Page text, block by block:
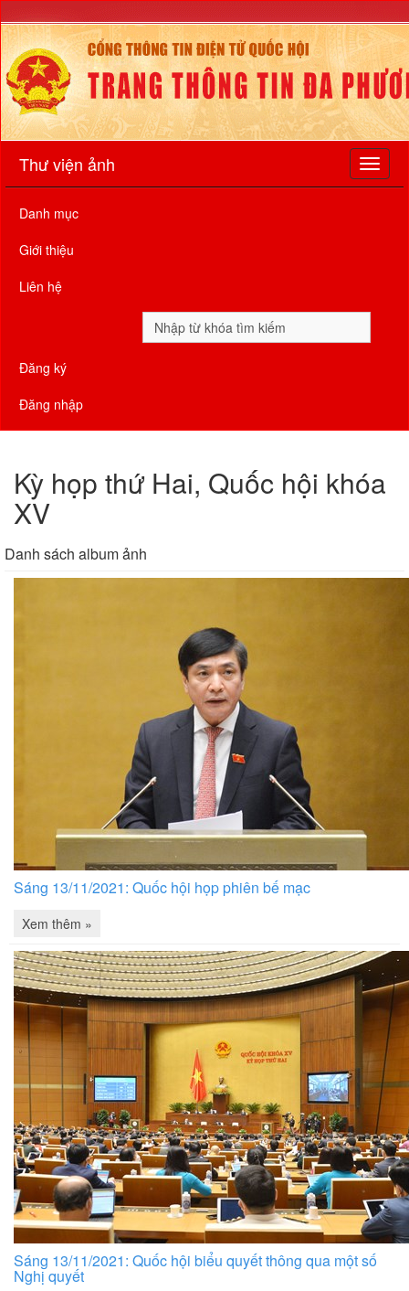
Thư viện ảnh
Danh mục
Giới thiệu
Liên hệ
Đăng ký
Đăng nhập
Kỳ họp thứ Hai, Quốc hội khóa
XV
Danh sách album ảnh
Sáng 13/11/2021: Quốc hội họp phiên bế mạc
Xem thêm »
Sáng 13/11/2021: Quốc hội biểu quyết thông qua một số
Nghị quyết